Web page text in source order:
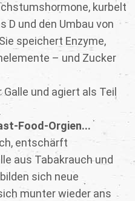
kurbelt
D und den Umbau von
speichert Enzyme,
– und Zucker
und agiert als Teil
Food-Orgien...
entschärft
aus Tabakrauch und
sich neue
munter wieder ans